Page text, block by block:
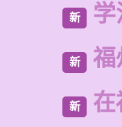
新
新 福
新 在